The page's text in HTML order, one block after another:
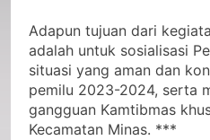
Adapun tujuan dari
adalah untuk sosialisasi
situasi yang aman dan
pemilu 2023-2024, serta
gangguan Kamtibmas
Kecamatan Minas. ***